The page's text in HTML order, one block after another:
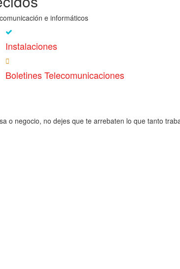
e informáticos
Instalaciones
Boletines Telecomunicaciones
o negocio, no dejes que te arrebaten lo que tanto